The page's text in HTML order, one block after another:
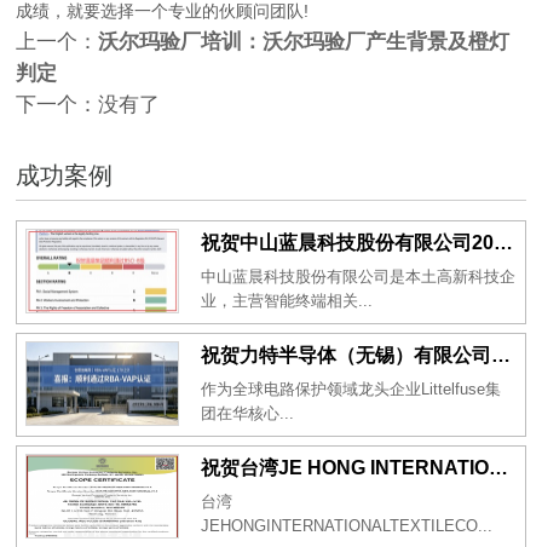
成绩，就要选择一个专业的伙顾问团队!
上一个：沃尔玛验厂培训：沃尔玛验厂产生背景及橙灯
判定
下一个：没有了
成功案例
祝贺中山蓝晨科技股份有限公司2026年一次性成功通过BSCI验厂-B级
中山蓝晨科技股份有限公司是本土高新科技企
业，主营智能终端相关...
祝贺力特半导体（无锡）有限公司2026年一次性成功通过RBA-VAP认证审核并取得170.2分
作为全球电路保护领域龙头企业Littelfuse集
团在华核心...
祝贺台湾JE HONG INTERNATIONAL TEXTILE CO., LTD 2026年一次性成功通过GRS认证
台湾
JEHONGINTERNATIONALTEXTILECO...